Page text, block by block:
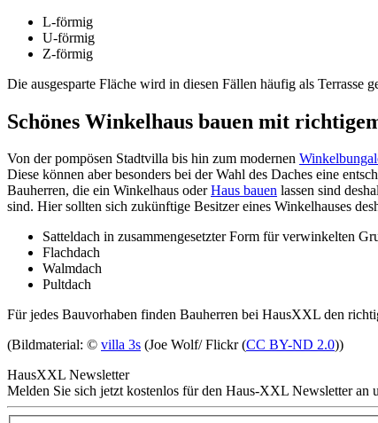
L-förmig
U-förmig
Z-förmig
Die ausgesparte Fläche wird in diesen Fällen häufig als Terrasse
Schönes Winkelhaus bauen mit
Von der pompösen Stadtvilla bis hin zum modernen
Diese können aber besonders bei der Wahl des Daches eine
Bauherren, die ein Winkelhaus oderHaus bauen lassen sind
sind. Hier sollten sich zukünftige Besitzer eines Winkelhauses
Satteldach in zusammengesetzter Form für verwinkelten
Flachdach
Walmdach
Pultdach
Für jedes Bauvorhaben finden Bauherren bei HausXXL den
(Bildmaterial: © villa 3s (Joe Wolf/ Flickr (CC BY-ND 2.0))
HausXXL Newsletter
Melden Sie sich jetzt kostenlos für den Haus-XXL Newsletter an